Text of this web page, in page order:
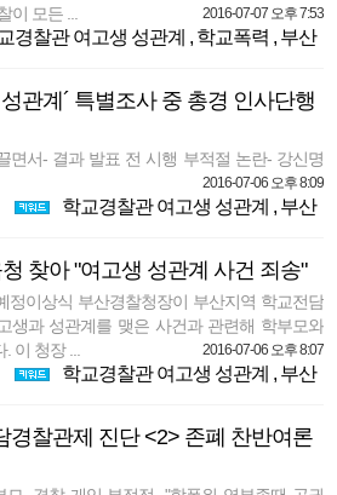
이 모든 ...
2016-07-07 오후 7:53
경찰관 여고생 성관계 , 학교폭력 , 부산
관계´ 특별조사 중 총경 인사단행
면서- 결과 발표 전 시행 부적절 논란- 강신명
2016-07-06 오후 8:09
학교경찰관 여고생 성관계 , 부산
찾아 "여고생 성관계 사건 죄송"
정이상식 부산경찰청장이 부산지역 학교전담
생과 성관계를 맺은 사건과 관련해 학부모와
이 청장 ...
2016-07-06 오후 8:07
학교경찰관 여고생 성관계 , 부산
경찰관제 진단 <2> 존폐 찬반여론